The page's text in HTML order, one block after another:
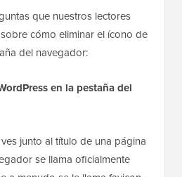
cómo agregar fácilmente
del navegador en
Sobre Favicons
cómo eliminar el ícono de
del navegador: